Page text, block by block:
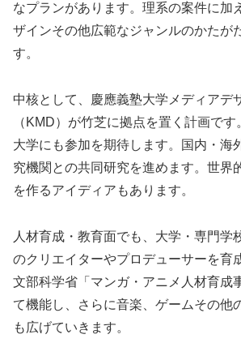
なプランがあります。理系の案件に加
ザインその他広範なジャンルのかたが
す。
中核として、慶應義塾大学メディアデ
（KMD）が竹芝に拠点を置く計画で
大学にも参加を期待します。国内・海
究機関との共同研究を進めます。世界
を作るアイディアもあります。
人材育成・教育面でも、大学・専門学
のクリエイターやプロデューサーを育
文部科学省「マンガ・アニメ人材育成
て機能し、さらに音楽、ゲームその他
も広げていきます。